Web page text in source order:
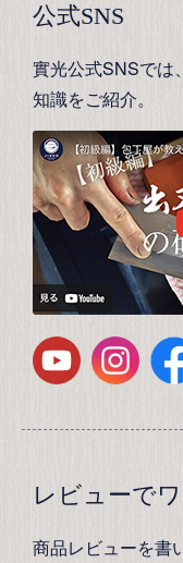
公式SNS
實光公式SNSでは
知識をご紹介。
レビューで
商品レビューを書